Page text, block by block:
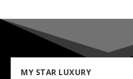
MY STAR LUXURY